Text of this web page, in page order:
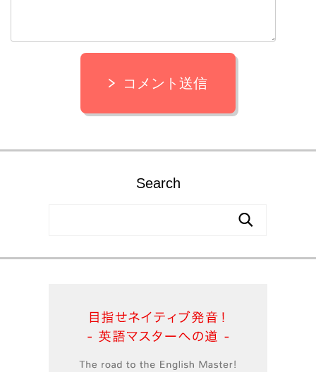
コメント送信
Search